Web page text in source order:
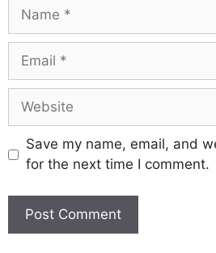
Save my name, email, and
for the next time I comment.